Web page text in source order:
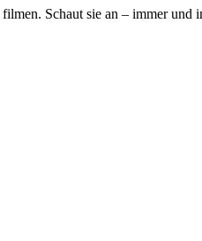
Schaut sie an – immer